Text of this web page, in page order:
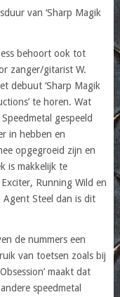
van ‘Sharp Magik
behoort ook tot
zanger/gitarist W.
debuut ‘Sharp Magik
te horen. Wat
gespeeld
in hebben en
opgegroeid zijn en
is makkelijk te
Running Wild en
Steel dan is dit
de nummers een
van toetsen zoals bij
maakt dat
speedmetal